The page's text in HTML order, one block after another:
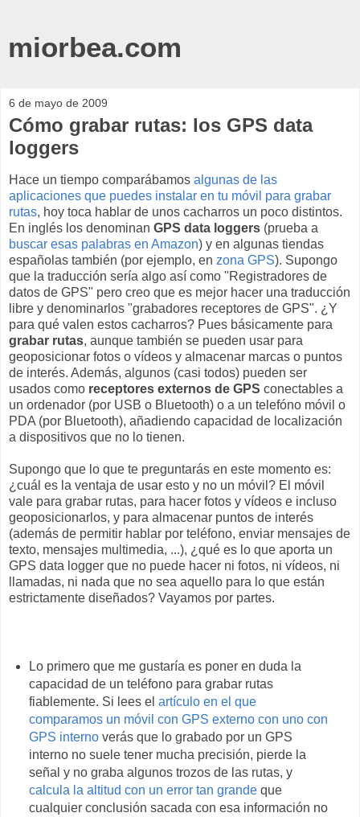
miorbea.com
6 de mayo de 2009
Cómo grabar rutas: los GPS data
loggers
Hace un tiempo comparábamos algunas de las
aplicaciones que puedes instalar en tu móvil para grabar
rutas, hoy toca hablar de unos cacharros un poco distintos.
En inglés los denominan GPS data loggers (prueba a
buscar esas palabras en Amazon) y en algunas tiendas
españolas también (por ejemplo, en zona GPS). Supongo
que la traducción sería algo así como "Registradores de
datos de GPS" pero creo que es mejor hacer una traducción
libre y denominarlos "grabadores receptores de GPS". ¿Y
para qué valen estos cacharros? Pues básicamente para
grabar rutas, aunque también se pueden usar para
geoposicionar fotos o vídeos y almacenar marcas o puntos
de interés. Además, algunos (casi todos) pueden ser
usados como receptores externos de GPS conectables a
un ordenador (por USB o Bluetooth) o a un telefóno móvil o
PDA (por Bluetooth), añadiendo capacidad de localización
a dispositivos que no lo tienen.
Supongo que lo que te preguntarás en este momento es:
¿cuál es la ventaja de usar esto y no un móvil? El móvil
vale para grabar rutas, para hacer fotos y vídeos e incluso
geoposicionarlos, y para almacenar puntos de interés
(además de permitir hablar por teléfono, enviar mensajes de
texto, mensajes multimedia, ...), ¿qué es lo que aporta un
GPS data logger que no puede hacer ni fotos, ni vídeos, ni
llamadas, ni nada que no sea aquello para lo que están
estrictamente diseñados? Vayamos por partes.
Lo primero que me gustaría es poner en duda la
capacidad de un teléfono para grabar rutas
fiablemente. Si lees el artículo en el que
comparamos un móvil con GPS externo con uno con
GPS internoverás que lo grabado por un GPS
interno no suele tener mucha precisión, pierde la
señal y no graba algunos trozos de las rutas, y
calcula la altitud con un error tan grandeque
cualquier conclusión sacada con esa información no